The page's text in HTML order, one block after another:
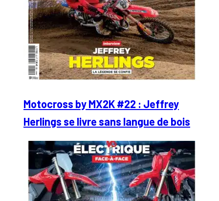
Motocross by MX2K #22 : Jeffrey
Herlings se livre sans langue de bois